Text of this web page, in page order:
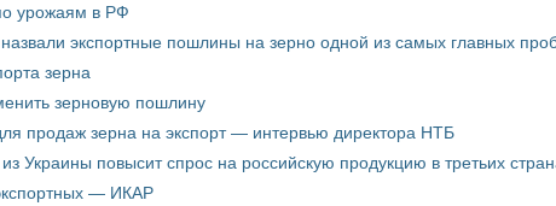
урожаям в РФ
экспортные пошлины на зерно одной из самых главных
зерна
зерновую пошлину
продаж зерна на экспорт — интервью директора НТБ
Украины повысит спрос на российскую продукцию в третьих
— ИКАР